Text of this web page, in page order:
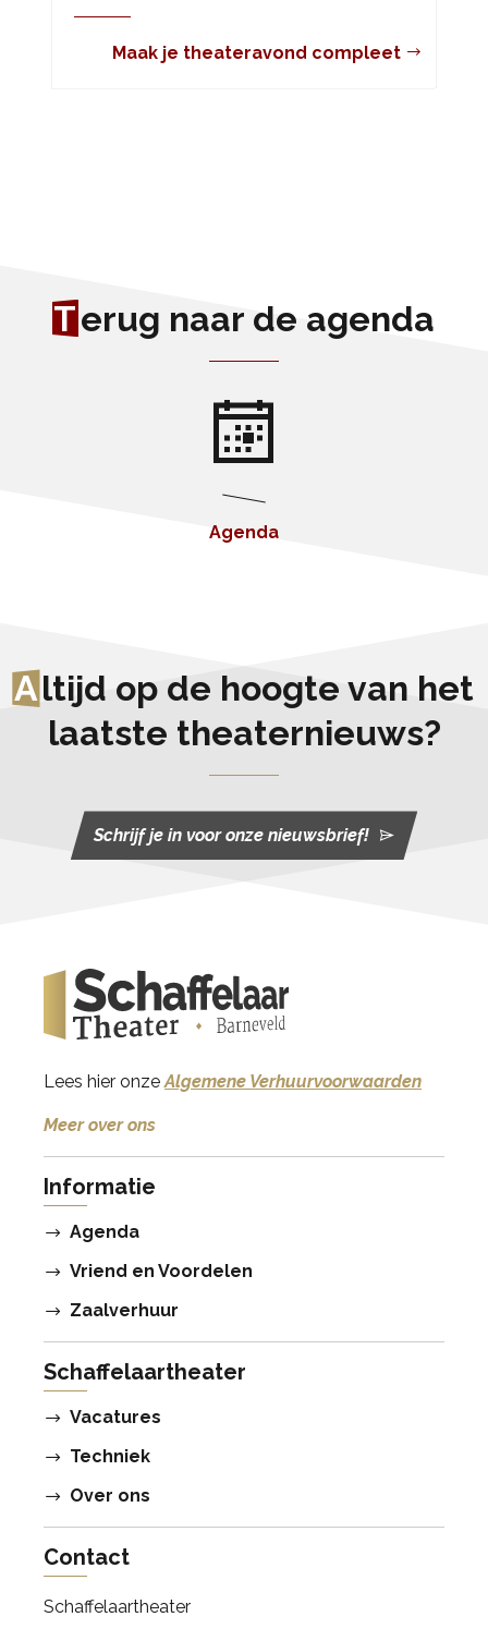
Maak je theateravond compleet
Terug naar de agenda
Agenda
Altijd op de hoogte van het
laatste theaternieuws?
Schrijf je in voor onze nieuwsbrief!
Lees hier onzeAlgemene Verhuurvoorwaarden
Meer over ons
Informatie
Agenda
Vriend en Voordelen
Zaalverhuur
Schaffelaartheater
Vacatures
Techniek
Over ons
Contact
Schaffelaartheater